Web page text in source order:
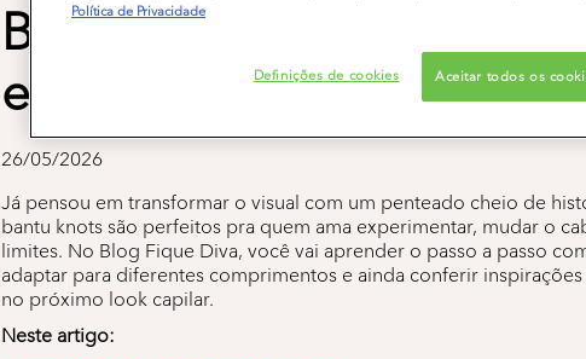
Bantu knots: o que é e
esse penteado?
26/05/2026
Já pensou em transformar o visual com um penteado cheio de
bantu knots são perfeitos pra quem ama experimentar, mudar o
limites. No Blog Fique Diva, você vai aprender o passo a passo
adaptar para diferentes comprimentos e ainda conferir inspirações
no próximo look capilar.
Neste artigo:
Política de Privacidade
Definições de cookies Aceitar todos os